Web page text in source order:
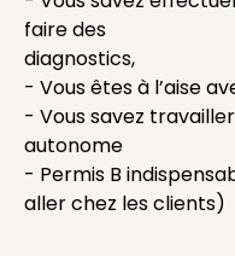
faire des
diagnostics,
- Vous êtes à l’aise
- Vous savez
autonome
- Permis B
aller chez les clients)